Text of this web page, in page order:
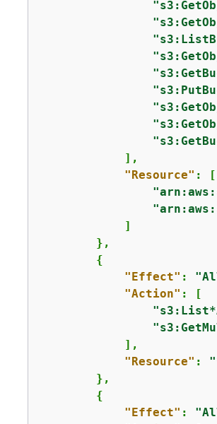
            ],
"Resource" : [
            ]
        },
{
"Effect" :
"Action" : [
            ],
"Resource" :
        },
{
"Effect" :